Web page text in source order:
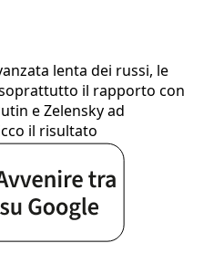
lenta dei russi, le
il rapporto con
e Zelensky ad
il risultato